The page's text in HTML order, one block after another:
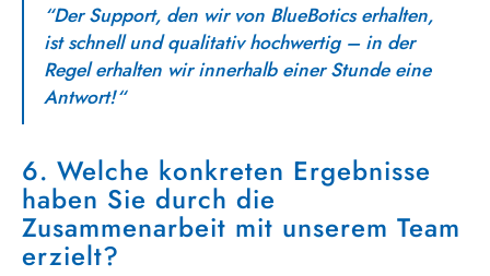
“Der Support, den wir von BlueBotics erhalten,
ist schnell und qualitativ hochwertig – in der
Regel erhalten wir innerhalb einer Stunde eine
Antwort!“
6. Welche konkreten Ergebnisse
haben Sie durch die
Zusammenarbeit mit unserem Team
erzielt?